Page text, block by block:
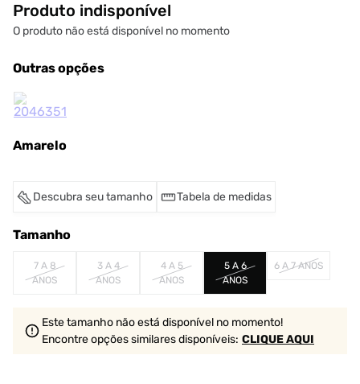
Produto indisponível
O produto não está disponível no momento
Outras opções
Amarelo
Descubra seu tamanho Tabela de medidas
Tamanho
7 A 8
ANOS
3 A 4
ANOS
4 A 5
ANOS
5 A 6
ANOS
6 A 7 ANOS
Este tamanho não está disponível no momento!
Encontre opções similaresdisponíveis: CLIQUE AQUI